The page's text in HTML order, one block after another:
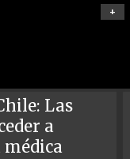
+
Las
a